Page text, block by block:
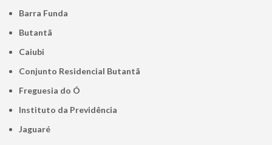
Barra Funda
Butantã
Caiubi
Conjunto Residencial Butantã
Freguesia do Ó
Instituto da Previdência
Jaguaré